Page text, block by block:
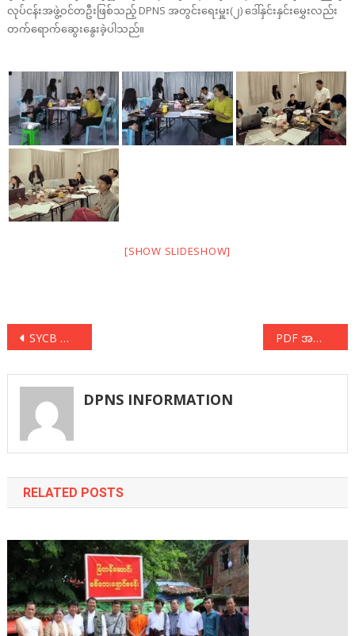
လုပ်ငန်းအဖွဲ့ဝင်တဦးဖြစ်သည့် DPNS အတွင်းရေးမှူး(၂) ဒေါ်နှင်းနှင်းမွှေးလည်း
တက်ရောက်ဆွေးနွေးခဲ့ပါသည်။
[SHOW SLIDESHOW]
Post
navigation
SYCB တည်ထောင်ခြင်း ၂၂ နှစ်ပြည့် အခမ်းအနားသို့တက်ရောက် PDF အကျိုးဆောင်အဖွဲ့ ညှိနှိုင်းအစည်းအဝေးသို့ တက်ရောက်ဆွေးနွေး
DPNS INFORMATION
RELATED POSTS